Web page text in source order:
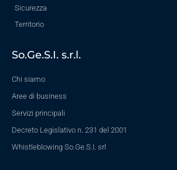
Sicurezza
Territorio
So.Ge.S.I. s.r.l.
Chi siamo
Aree di business
Servizi principali
Decreto Legislativo n. 231 del 2001
Whistleblowing So.Ge.S.I. srl